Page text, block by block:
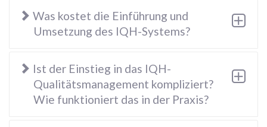
Was kostet die Einführung und
Umsetzung des IQH-Systems?
Ist der Einstieg in das IQH-
Qualitätsmanagement kompliziert?
Wie funktioniert das in der Praxis?